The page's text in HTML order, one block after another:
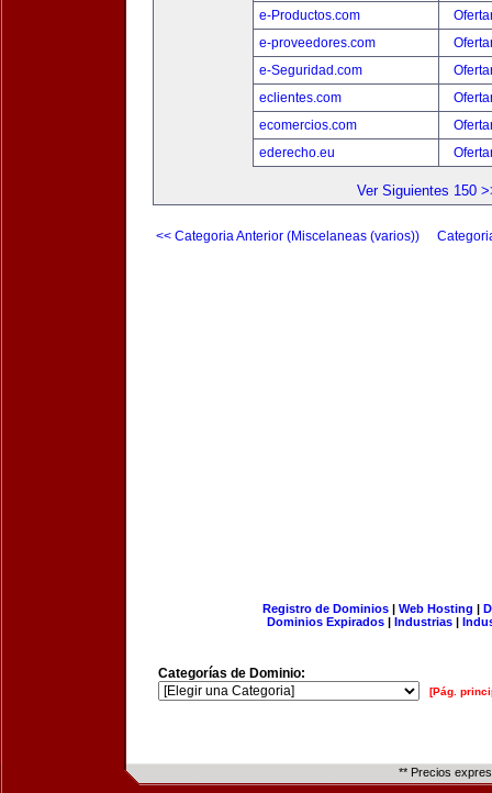
e-Productos.com
e-proveedores.com
e-Seguridad.com
eclientes.com
ecomercios.com
ederecho.eu
Ver Siguientes 150
<< Categoria Anterior (Miscelaneas (varios))
Registro de Dominios| Web Hosting |
Dominios Expirados | Industrias |
Categorías de Dominio:
[Pág.
** Precios